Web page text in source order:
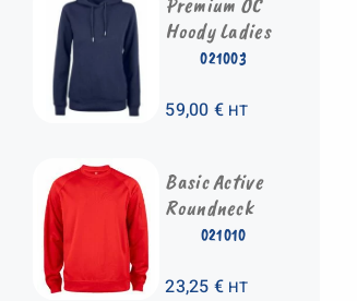
021003
Hoody Ladies
59,00 € HT
021010
Basic Active
Roundneck
23,25 € HT